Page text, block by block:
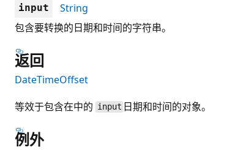
input
String
包含要转换的日期和时间的字符串。
返回
DateTimeOffset
等效于包含在中的 input 日期和时间的对象。
例外